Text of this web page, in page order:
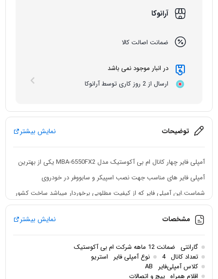
آرانوکا
ضمانت اصالت کالا
در انبار موجود نمی باشد
ارسال از 2 روز کاری توسط آرانوکا
توضیحات نمایش بیشتر
آمپلی فایر چهار کانال ام بی آکوستیک مدل MBA-6550FX2 یکی از بهترین
آمپلی فایر های مناسب جهت نصب اسپیکر و سابووفر در خودروی
شماست.این آمپلی فایر که از کیفیت مطلوبی برخوردار میباشد ساخت کشور
چین بوده و از صدای قابل قبولی برخوردارست.توان خروجی حداکثری ام بی
آکوستیک 6550FX2 برابر با 3000 وات بوده و یک آمپلی فایر 4 کانال
4 اهم،110×4 بر روی 2 اهم و 220×2 وات در حالت پل (Bridge) میباشد.
مشخصات نمایش بیشتر
گارانتی ضمانت 12 ماهه شرکت ام بی آکوستیک
تعداد کانال 4 نوع آمپلی فایر
استریو
کلاس آمپلی‌فایر
AB
اقلام همراه پیچ و اتصالات